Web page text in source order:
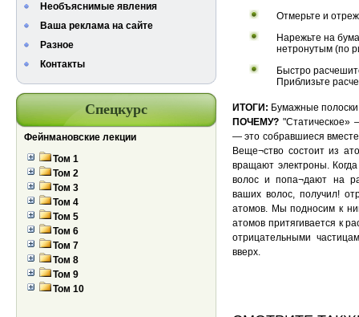
Необъяснимые явления
Ваша реклама на сайте
Разное
Контакты
Спецкурс
Фейнмановские лекции
Том 1
Том 2
Том 3
Том 4
Том 5
Том 6
Том 7
Том 8
Том 9
Том 10
Отмерьте и
Нарежьте на
нетронутым (по
Быстро
Приблизьте
ИТОГИ: Бумажные полоски
ПОЧЕМУ? "Статическое»
— это собравшиеся
Веще¬ство состоит из
вращают электроны.
волос и попа¬дают на
ваших волос, получил!
атомов. Мы подносим к
атомов притягивается к
отрицательными
вверх.